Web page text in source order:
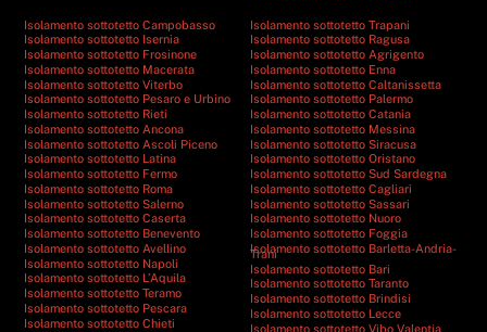
Isolamento sottotetto Campobasso
Isolamento sottotetto Isernia
Isolamento sottotetto Frosinone
Isolamento sottotetto Macerata
Isolamento sottotetto Viterbo
Isolamento sottotetto Pesaro e Urbino
Isolamento sottotetto Rieti
Isolamento sottotetto Ancona
Isolamento sottotetto Ascoli Piceno
Isolamento sottotetto Latina
Isolamento sottotetto Fermo
Isolamento sottotetto Roma
Isolamento sottotetto Salerno
Isolamento sottotetto Caserta
Isolamento sottotetto Benevento
Isolamento sottotetto Avellino
Isolamento sottotetto Napoli
Isolamento sottotetto L’Aquila
Isolamento sottotetto Teramo
Isolamento sottotetto Pescara
Isolamento sottotetto Chieti
Isolamento sottotetto Trapani
Isolamento sottotetto Ragusa
Isolamento sottotetto Agrigento
Isolamento sottotetto Enna
Isolamento sottotetto Caltanissetta
Isolamento sottotetto Palermo
Isolamento sottotetto Catania
Isolamento sottotetto Messina
Isolamento sottotetto Siracusa
Isolamento sottotetto Oristano
Isolamento sottotetto Sud Sardegna
Isolamento sottotetto Cagliari
Isolamento sottotetto Sassari
Isolamento sottotetto Nuoro
Isolamento sottotetto Foggia
Isolamento sottotetto Barletta-Andria-
Trani
Isolamento sottotetto Bari
Isolamento sottotetto Taranto
Isolamento sottotetto Brindisi
Isolamento sottotetto Lecce
Isolamento sottotetto Vibo Valentia